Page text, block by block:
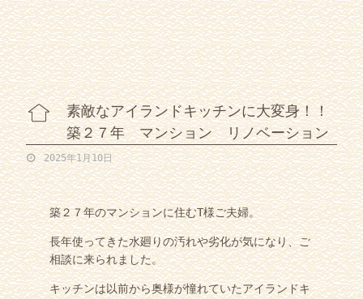
素敵なアイランドキッチンに大変身！！
築２７年 マンション リノベーション
2025年1月10日
築２７年のマンションに住むT様ご夫婦。
長年使ってきた水廻りの汚れや劣化が気になり、ご
相談に来られました。
キッチンは以前から奥様が憧れていたアイランドキ